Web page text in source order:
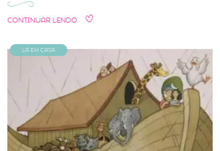
Continuar Lendo
Lá em Casa